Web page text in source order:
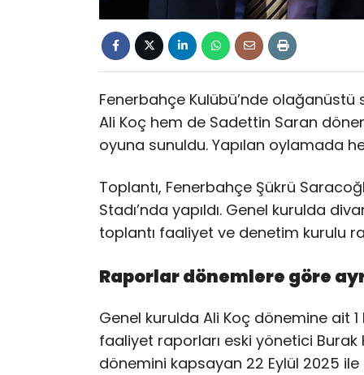
Fenerbahçe Kulübü’nde olağanüstü
Ali Koç hem de Sadettin Saran
oyuna sunuldu. Yapılan oylamada
Toplantı, Fenerbahçe Şükrü
Stadı’nda yapıldı. Genel kurulda
toplantı faaliyet ve denetim kurulu
Raporlar dönemlere göre
Genel kurulda Ali Koç dönemine ait
faaliyet raporları eski yönetici Burak
dönemini kapsayan 22 Eylül 2025